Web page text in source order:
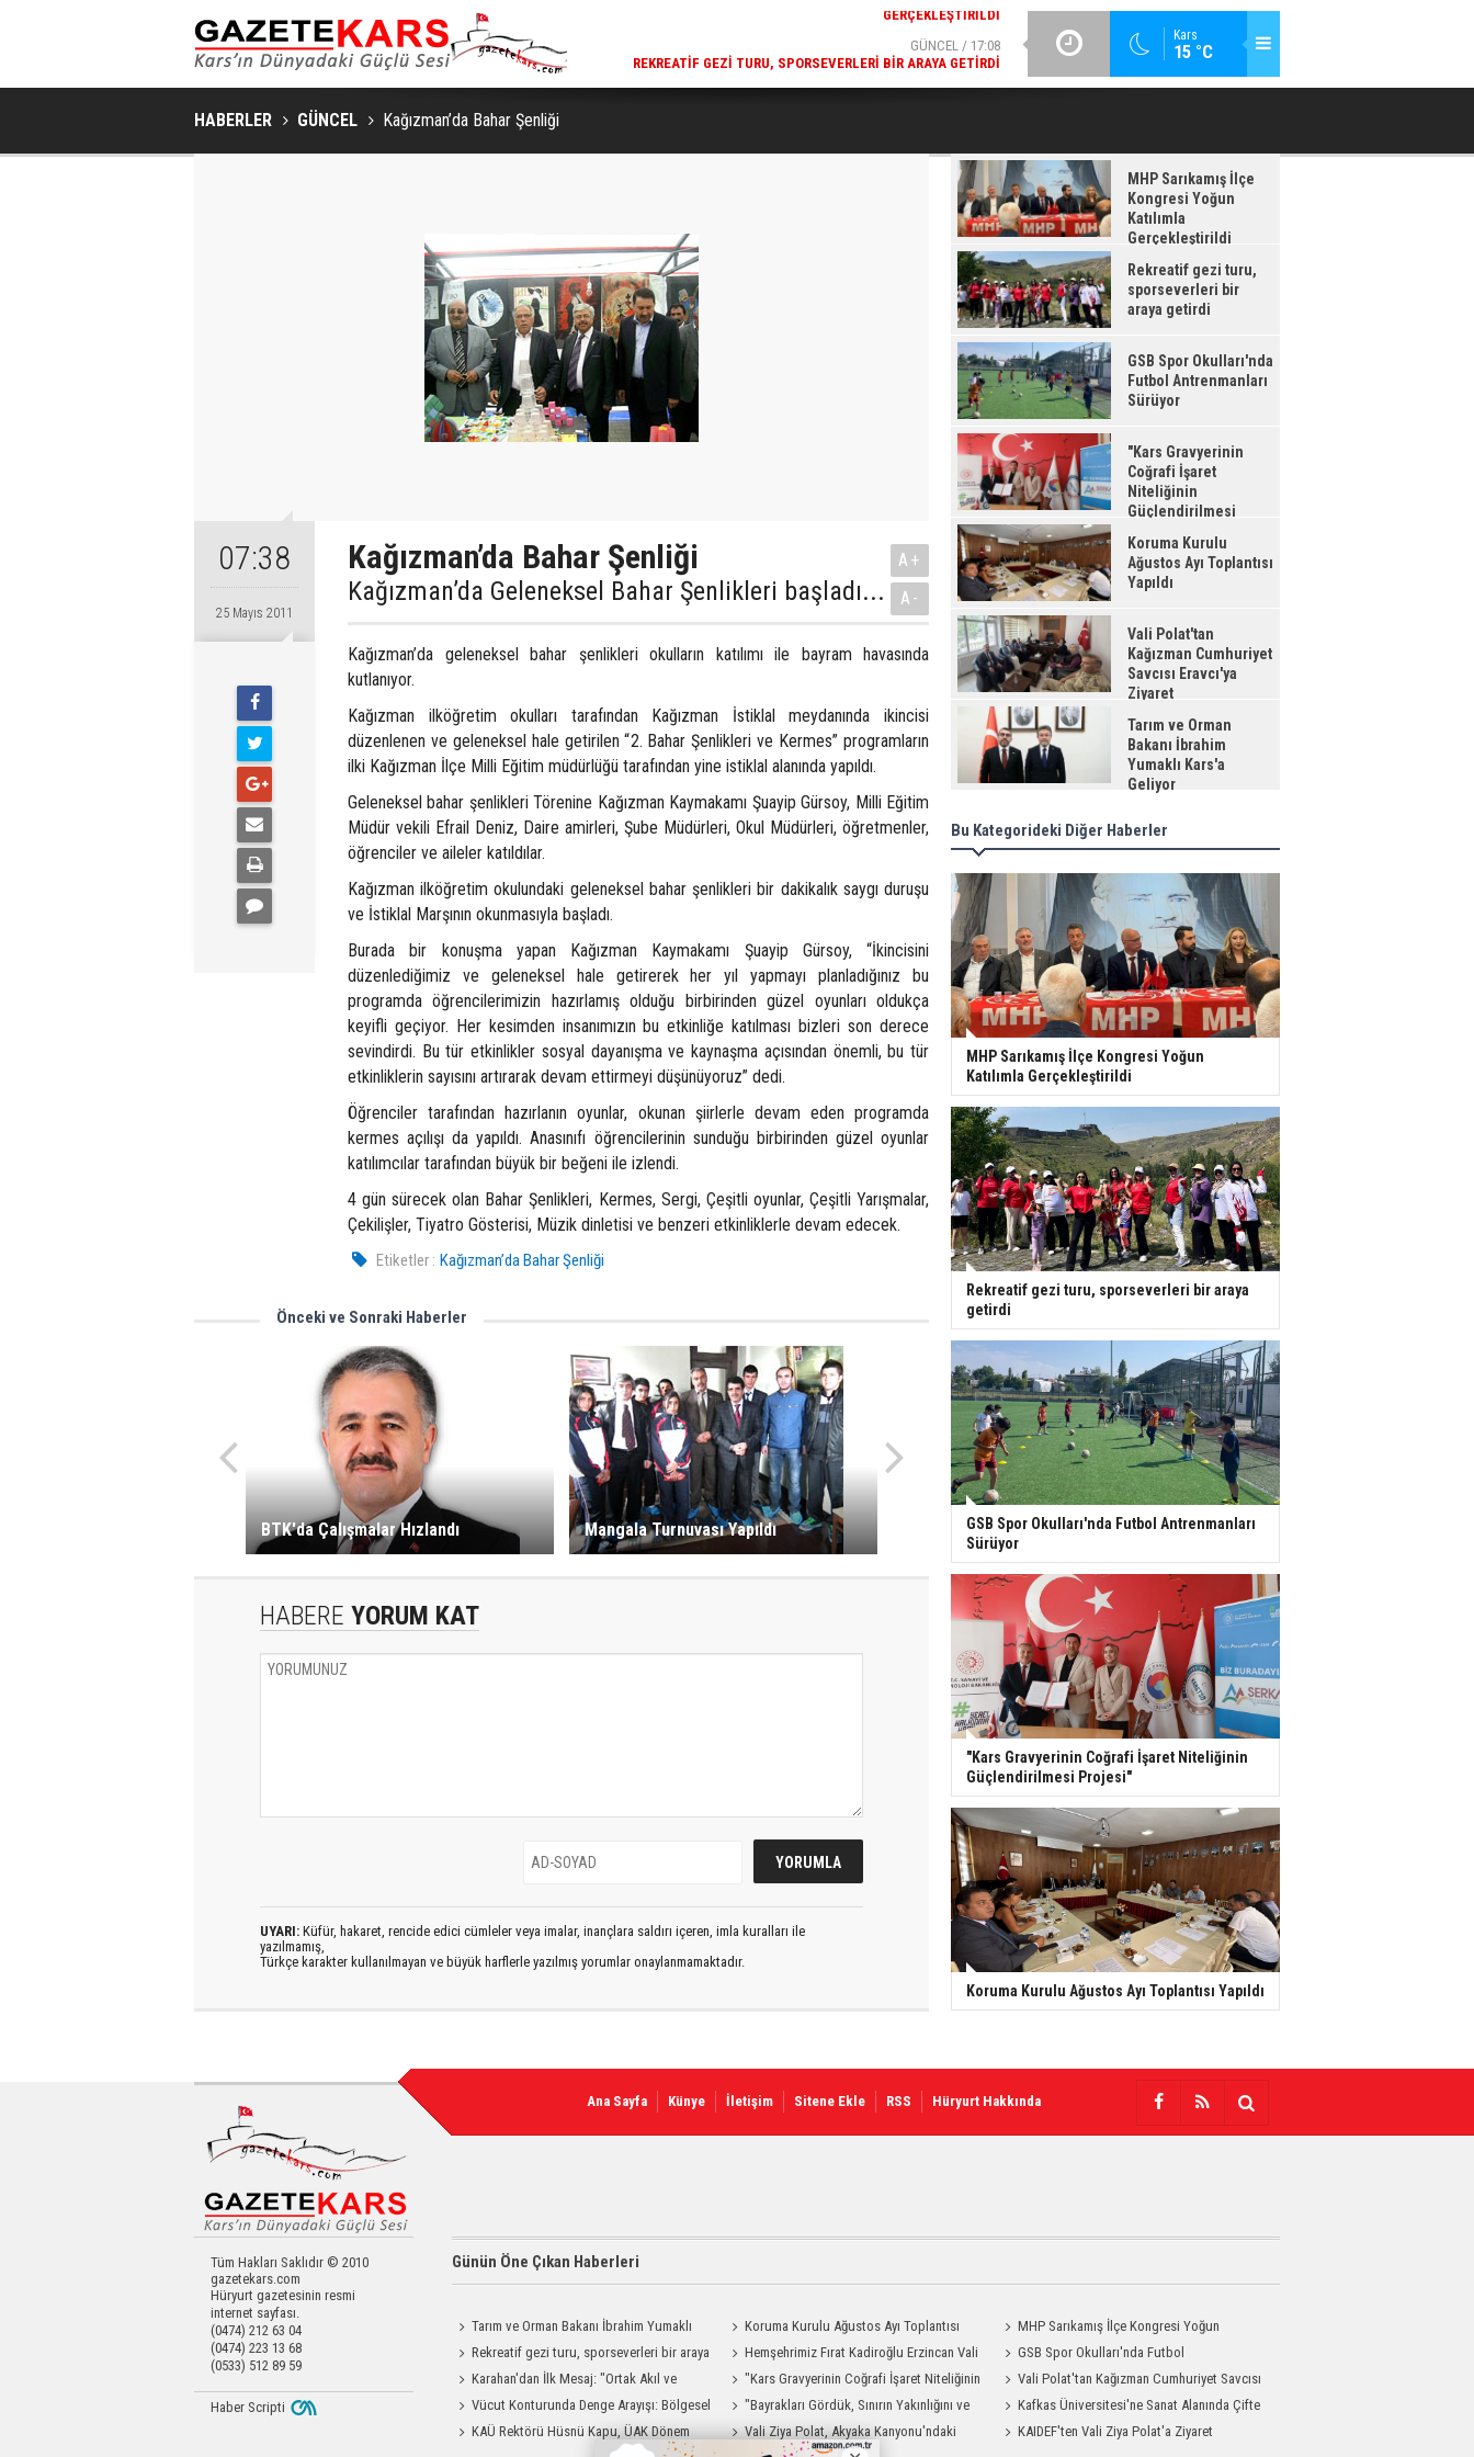
Kars
15 °C
MHP SARIKAMIŞ İLÇE KONGRESI YOĞUN KATILIMLA
GERÇEKLEŞTIRILDI
REKREATIF GEZI TURU, SPORSEVERLERI BIR ARAYA GETIRDI
GSB SPOR OKULLARI'NDA FUTBOL ANTRENMANLARI SÜRÜYOR
HABERLER GÜNCEL Kağızman’da Bahar Şenliği
07:38
25 Mayıs 2011
Kağızman’da Bahar Şenliği
Kağızman’da Geleneksel Bahar Şenlikleri başladı...
A+
A-
Kağızman’da geleneksel bahar şenlikleri okulların katılımı ile bayram havasında
kutlanıyor.
Kağızman ilköğretim okulları tarafından Kağızman İstiklal meydanında ikincisi
düzenlenen ve geleneksel hale getirilen “2. Bahar Şenlikleri ve Kermes” programların
ilki Kağızman İlçe Milli Eğitim müdürlüğü tarafından yine istiklal alanında yapıldı.
Geleneksel bahar şenlikleri Törenine Kağızman Kaymakamı Şuayip Gürsoy, Milli Eğitim
Müdür vekili Efrail Deniz, Daire amirleri, Şube Müdürleri, Okul Müdürleri, öğretmenler,
öğrenciler ve aileler katıldılar.
Kağızman ilköğretim okulundaki geleneksel bahar şenlikleri bir dakikalık saygı duruşu
ve İstiklal Marşının okunmasıyla başladı.
Burada bir konuşma yapan Kağızman Kaymakamı Şuayip Gürsoy, “İkincisini
düzenlediğimiz ve geleneksel hale getirerek her yıl yapmayı planladığınız bu
programda öğrencilerimizin hazırlamış olduğu birbirinden güzel oyunları oldukça
keyifli geçiyor. Her kesimden insanımızın bu etkinliğe katılması bizleri son derece
sevindirdi. Bu tür etkinlikler sosyal dayanışma ve kaynaşma açısından önemli, bu tür
etkinliklerin sayısını artırarak devam ettirmeyi düşünüyoruz” dedi.
Öğrenciler tarafından hazırlanın oyunlar, okunan şiirlerle devam eden programda
kermes açılışı da yapıldı. Anasınıfı öğrencilerinin sunduğu birbirinden güzel oyunlar
katılımcılar tarafından büyük bir beğeni ile izlendi.
4 gün sürecek olan Bahar Şenlikleri, Kermes, Sergi, Çeşitli oyunlar, Çeşitli Yarışmalar,
Çekilişler, Tiyatro Gösterisi, Müzik dinletisi ve benzeri etkinliklerle devam edecek.
Etiketler : Kağızman’da Bahar Şenliği
Önceki ve Sonraki Haberler
BTK'da Çalışmalar Hızlandı Mangala Turnuvası Yapıldı
HABERE YORUM KAT
UYARI: Küfür, hakaret, rencide edici cümleler veya imalar, inançlara saldırı içeren, imla kuralları ile
yazılmamış,
Türkçe karakter kullanılmayan ve büyük harflerle yazılmış yorumlar onaylanmamaktadır.
MHP Sarıkamış İlçe
Kongresi Yoğun
Katılımla
Gerçekleştirildi
Rekreatif gezi turu,
sporseverleri bir
araya getirdi
GSB Spor Okulları'nda
Futbol Antrenmanları
Sürüyor
"Kars Gravyerinin
Coğrafi İşaret
Niteliğinin
Güçlendirilmesi
Projesi"
Koruma Kurulu
Ağustos Ayı Toplantısı
Yapıldı
Vali Polat'tan
Kağızman Cumhuriyet
Savcısı Eravcı'ya
Ziyaret
Tarım ve Orman
Bakanı İbrahim
Yumaklı Kars'a
Geliyor
Bu Kategorideki Diğer Haberler
MHP Sarıkamış İlçe Kongresi Yoğun
Katılımla Gerçekleştirildi
Rekreatif gezi turu, sporseverleri bir araya
getirdi
GSB Spor Okulları'nda Futbol Antrenmanları
Sürüyor
"Kars Gravyerinin Coğrafi İşaret Niteliğinin
Güçlendirilmesi Projesi"
Koruma Kurulu Ağustos Ayı Toplantısı Yapıldı
Ana Sayfa Künye İletişim Sitene Ekle RSS Hüryurt Hakkında
Tüm Hakları Saklıdır © 2010
gazetekars.com
Hüryurt gazetesinin resmi
internet sayfası.
(0474) 212 63 04
(0474) 223 13 68
(0533) 512 89 59
Günün Öne Çıkan Haberleri
Tarım ve Orman Bakanı İbrahim Yumaklı
Kars'a Geliyor
Koruma Kurulu Ağustos Ayı Toplantısı
Yapıldı
MHP Sarıkamış İlçe Kongresi Yoğun
Katılımla Gerçekleştirildi
Rekreatif gezi turu, sporseverleri bir araya
getirdi
Hemşehrimiz Fırat Kadiroğlu Erzincan Vali
Yardımcılığına Atandı
GSB Spor Okulları'nda Futbol
Antrenmanları Sürüyor
Karahan'dan İlk Mesaj: "Ortak Akıl ve
Dayanışmayla Çalışacağız"
"Kars Gravyerinin Coğrafi İşaret Niteliğinin
Güçlendirilmesi Projesi"
Vali Polat'tan Kağızman Cumhuriyet Savcısı
Eravcı'ya Ziyaret
Vücut Konturunda Denge Arayışı: Bölgesel
Yağ Alma Sürecinin Tüm Aşamaları
"Bayrakları Gördük, Sınırın Yakınlığını ve
Uzaklığını Aynı Anda Hissettik"
Kafkas Üniversitesi'ne Sanat Alanında Çifte
Gurur
KAÜ Rektörü Hüsnü Kapu, ÜAK Dönem
Vali Ziya Polat, Akyaka Kanyonu'ndaki
KAIDEF'ten Vali Ziya Polat'a Ziyaret
Haber Scripti